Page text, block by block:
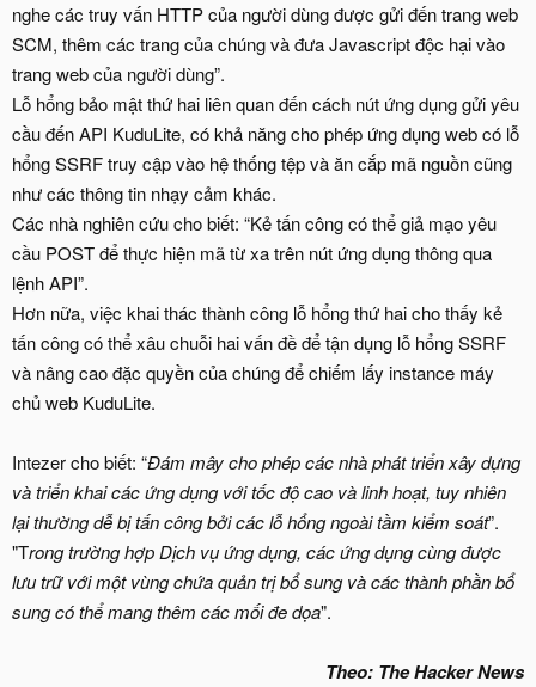
nghe các truy vấn HTTP của người dùng được gửi đến trang web
SCM, thêm các trang của chúng và đưa Javascript độc hại vào
trang web của người dùng”.
Lỗ hổng bảo mật thứ hai liên quan đến cách nút ứng dụng gửi yêu
cầu đến API KuduLite, có khả năng cho phép ứng dụng web có lỗ
hổng SSRF truy cập vào hệ thống tệp và ăn cắp mã nguồn cũng
như các thông tin nhạy cảm khác.
Các nhà nghiên cứu cho biết: “Kẻ tấn công có thể giả mạo yêu
cầu POST để thực hiện mã từ xa trên nút ứng dụng thông qua
lệnh API”.
Hơn nữa, việc khai thác thành công lỗ hổng thứ hai cho thấy kẻ
tấn công có thể xâu chuỗi hai vấn đề để tận dụng lỗ hổng SSRF
và nâng cao đặc quyền của chúng để chiếm lấy instance máy
chủ web KuduLite.
Intezer cho biết: “Đám mây cho phép các nhà phát triển xây dựng
và triển khai các ứng dụng với tốc độ cao và linh hoạt, tuy nhiên
lại thường dễ bị tấn công bởi các lỗ hổng ngoài tầm kiểm soát”.
"Trong trường hợp Dịch vụ ứng dụng, các ứng dụng cùng được
lưu trữ với một vùng chứa quản trị bổ sung và các thành phần bổ
sung có thể mang thêm các mối đe dọa".
Theo: The Hacker News